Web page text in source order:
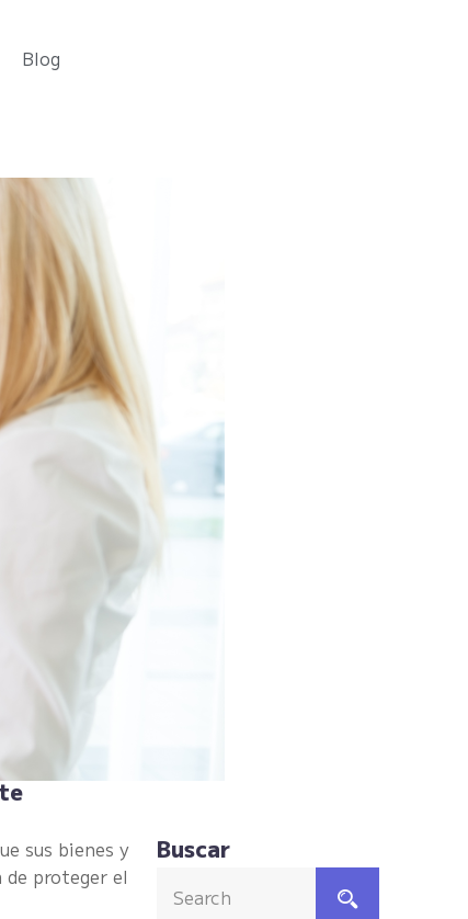
Blog
sus bienes y
proteger el
Buscar